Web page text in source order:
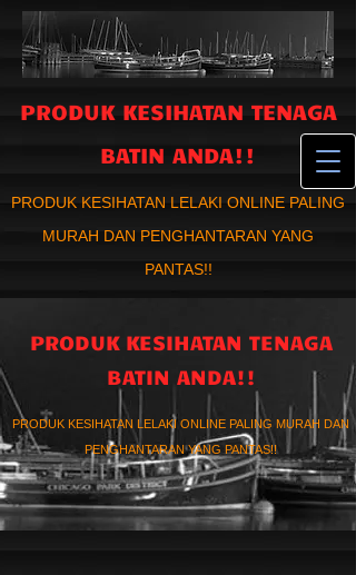
PRODUK KESIHATAN TENAGA
BATIN ANDA!!
PRODUK KESIHATAN LELAKI ONLINE PALING MURAH DAN
PENGHANTARAN YANG PANTAS!!
PRODUK KESIHATAN TENAGA
BATIN ANDA!!
PRODUK KESIHATAN LELAKI ONLINE PALING
MURAH DAN PENGHANTARAN YANG
PANTAS!!